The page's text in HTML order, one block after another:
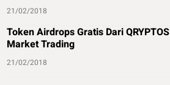
21/02/2018
Token Airdrops Gratis Dari QRYPTOS
Market Trading
21/02/2018